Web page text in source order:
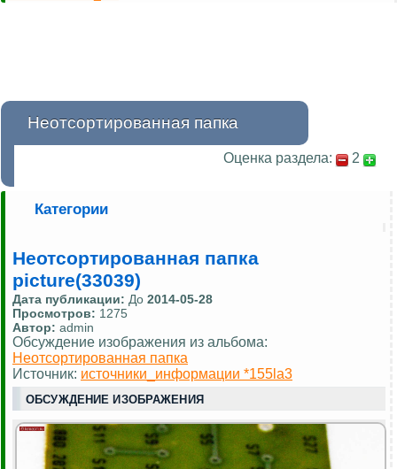
Неотсортированная папка
Оценка раздела: 2
Категории
Неотсортированная папка
picture(33039)
Дата публикации: До 2014-05-28
Просмотров: 1275
Автор: admin
Обсуждение изображения из альбома:
Неотсортированная папка
Источник: источники_информации *155la3
ОБСУЖДЕНИЕ ИЗОБРАЖЕНИЯ